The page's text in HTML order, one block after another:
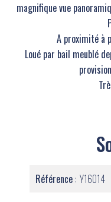
magnifique vue
A proximité à
Loué par bail meublé
Référence Y16014